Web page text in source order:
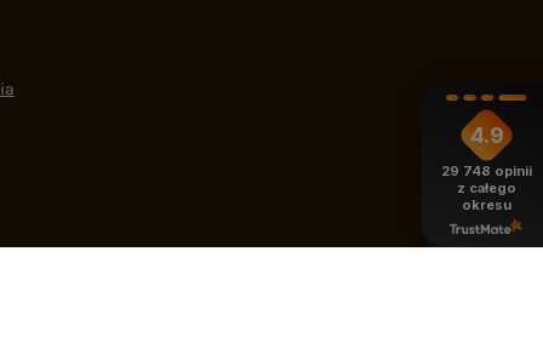
4.9
29 748 opinii
z całego
okresu